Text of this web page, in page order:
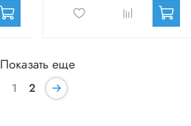
Показать еще
1 2